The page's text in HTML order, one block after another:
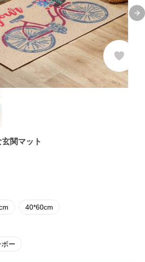
関マット
40*60cm
ボー